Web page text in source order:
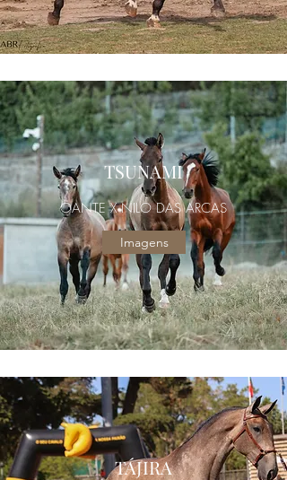
TSUNAMI
OANTE X NILO DAS ARCAS
Imagens
TÁJIRA